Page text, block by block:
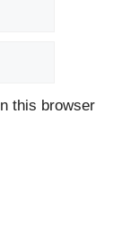
this browser